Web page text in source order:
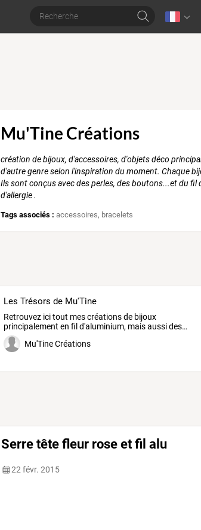
Mu'Tine Créations
création de bijoux, d'accessoires, d'objets déco
d'autre genre selon l'inspiration du moment. Chaque
Ils sont conçus avec des perles, des boutons...et du
d'allergie .
Tags associés : accessoires, bracelets
Les Trésors de Mu'Tine
Retrouvezicitout mescréationsdebijoux
principalement en fil d'aluminium,maisaussides…
Mu'Tine Créations
Serre tête fleur rose et fil alu
22 févr. 2015